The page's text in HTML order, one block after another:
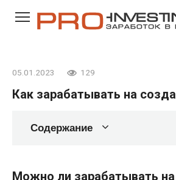
05.01.2023 129
Как зарабатывать на
Содержание
Можно ли зарабатывать